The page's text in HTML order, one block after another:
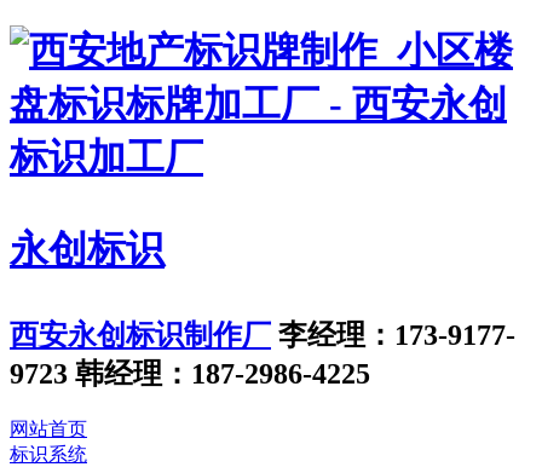
永创标识
西安永创标识制作厂 李经理：173-9177-
9723 韩经理：187-2986-4225
网站首页
标识系统